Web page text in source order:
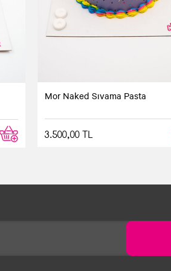
Mor Naked Sıvama Pasta
3.500,00 TL